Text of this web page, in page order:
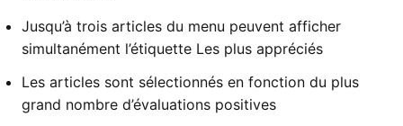
Jusqu’à trois articles du menu peuvent afficher
simultanément l’étiquette Les plus appréciés
Les articles sont sélectionnés en fonction du plus
grand nombre d’évaluations positives